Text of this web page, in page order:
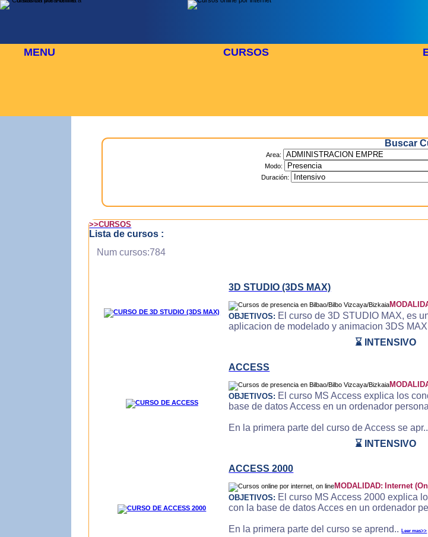
MENU CURSOS
Buscar
Area:
Modo:
Duración:
>>CURSOS
Lista de cursos :
Num cursos:784
3D STUDIO (3DS MAX)
OBJETIVOS: El curso de 3D STUDIO MAX, es
aplicacion de modelado y animacion 3DS
⌛ INTENSIVO
ACCESS
OBJETIVOS: El curso MS Access explica los
base de datos Access en un ordenador
En la primera parte del curso de Access se
⌛ INTENSIVO
ACCESS 2000
MODALIDAD: Internet
OBJETIVOS: El curso MS Access 2000 explica
con la base de datos Acces en un ordenador
En la primera parte del curso se aprend..Leer mas>>